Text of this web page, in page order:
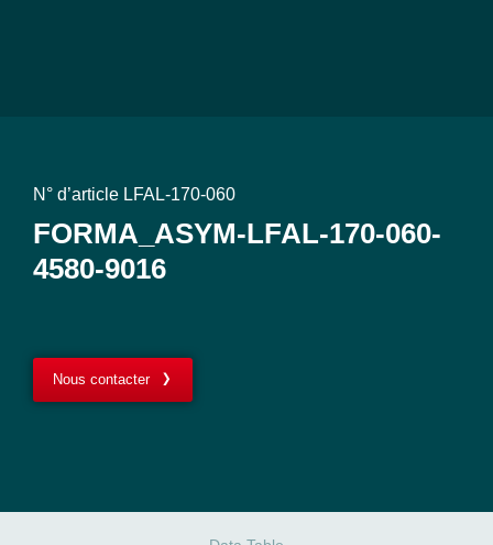
N° d’article LFAL-170-060
FORMA_ASYM-LFAL-170-060-
4580-9016
Nous contacter